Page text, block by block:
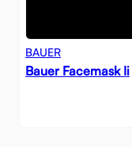
BAUER
Bauer Facemask Ii